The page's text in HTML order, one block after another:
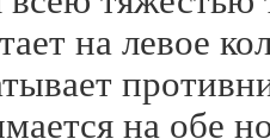
на левое
на обе